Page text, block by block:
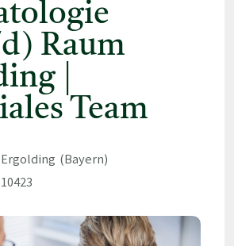
Raum
|
Team
Ergolding (Bayern)
10423